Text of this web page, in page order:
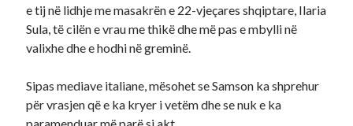
e tij në lidhje me masakrën e 22-vjeçares shqiptare, Ilaria
Sula, të cilën e vrau me thikë dhe më pas e mbylli në
valixhe dhe e hodhi në greminë.
Sipas mediave italiane, mësohet se Samson ka shprehur
për vrasjen që e ka kryer i vetëm dhe se nuk e ka